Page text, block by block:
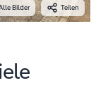
Bilder Teilen